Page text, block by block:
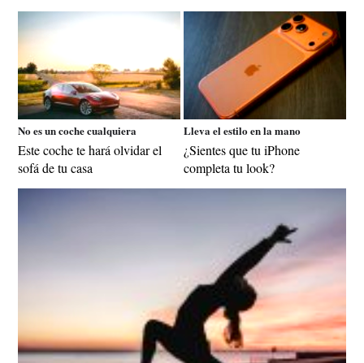
No es un coche cualquiera
Este coche te hará olvidar el
sofá de tu casa
Lleva el estilo en la mano
¿Sientes que tu iPhone
completa tu look?